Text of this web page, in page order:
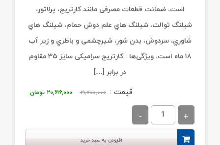
است. ضمانت قطعات مصرفی مانند کارتریج، پرلاتور،
شیلنگ توالت، شیلنگ هاي علم دوش حمام، شیلنگ هاي
شاوري، سردوش، بدن شور، شیرچشمی و باطري و زیر آب
۱۸ ماه است. ویژگی‌ها : کارتریج سرامیکی سایز ۳۵ مقاوم
در برابر […]
قیمت : ۲۱,۷۰۰,۰۰۰
قیمت
۲۰,۶۱۶,۰۰۰ تومان
افزودن به سبد خرید